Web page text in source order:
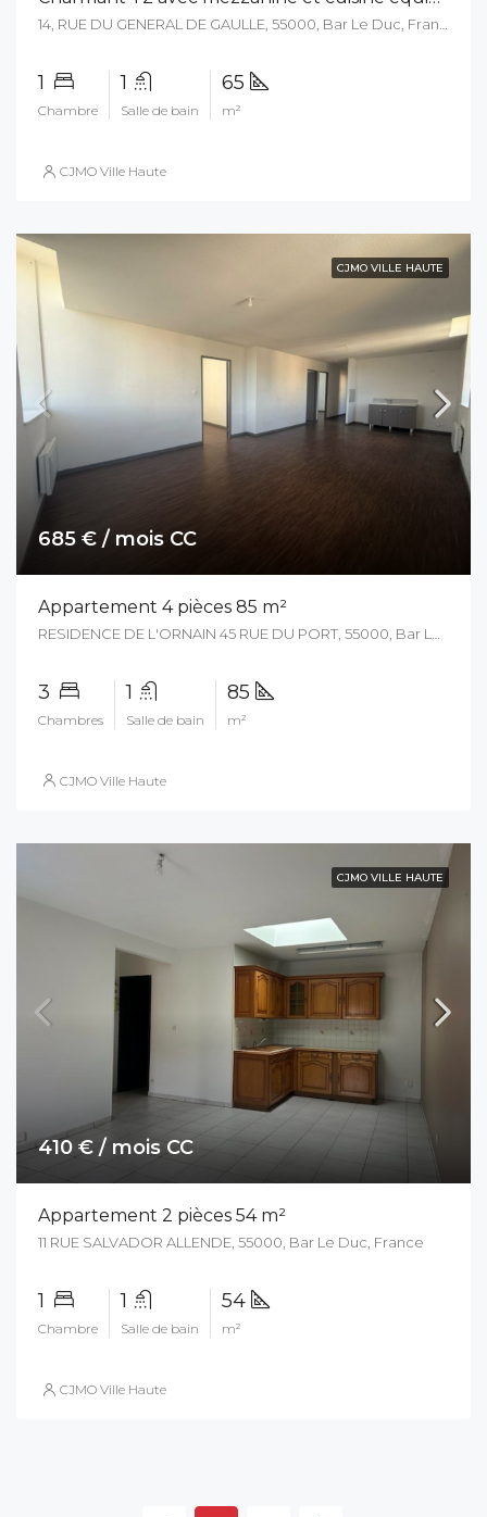
1
Chambre
1
Salle de bain
65
m²
CJMO Ville Haute
CJMO VILLE HAUTE
685 € / mois CC
Appartement 4 pièces 85 m²
3
Chambres
1
Salle de bain
85
m²
CJMO Ville Haute
CJMO VILLE HAUTE
410 € / mois CC
Appartement 2 pièces 54 m²
11 RUE SALVADOR ALLENDE, 55000, Bar Le Duc, France
1
Chambre
1
Salle de bain
54
m²
CJMO Ville Haute